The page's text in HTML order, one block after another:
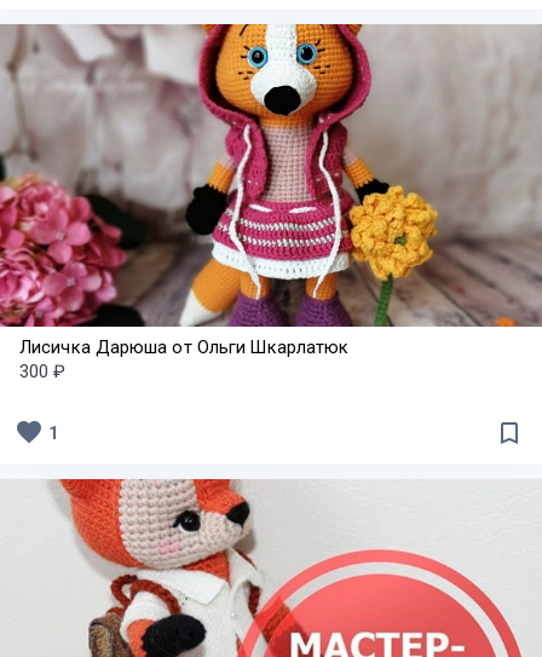
Лисичка Дарюша от Ольги Шкарлатюк
300 ₽
bookmark_border
favorite 1